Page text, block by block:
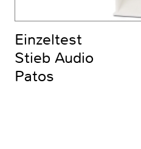
Einzeltest
Stieb Audio
Patos